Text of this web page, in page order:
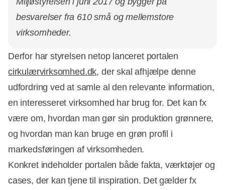
besvarelser fra 610 små og mellemstore
virksomheder.
Derfor har styrelsen netop lanceret portalen
cirkulærvirksomhed.dk, der skal afhjælpe denne
udfordring ved at samle al den relevante information,
en interesseret virksomhed har brug for. Det kan fx
være om, hvordan man gør sin produktion grønnere,
og hvordan man kan bruge en grøn profil i
markedsføringen af virksomheden.
Konkret indeholder portalen både fakta, værktøjer og
cases, der kan tjene til inspiration. Det gælder fx